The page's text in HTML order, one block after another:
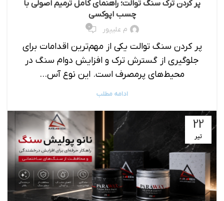
پر کردن ترک سنگ توالت؛ راهنمای کامل ترمیم اصولی با
چسب اپوکسی
م علیپور ۰
پر کردن سنگ توالت یکی از مهم‌ترین اقدامات برای
جلوگیری از گسترش ترک و افزایش دوام سنگ در
محیط‌های پرمصرف است. این نوع آس...
ادامه مطلب
22
تیر